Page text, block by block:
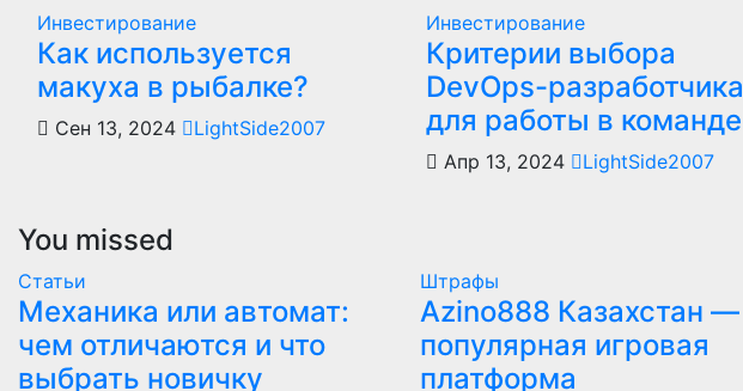
Инвестирование
Как используется
макуха в рыбалке?
Сен 13, 2024 LightSide2007
Инвестирование
Критерии выбора
DevOps-разработчика
для работы в команде
Апр 13, 2024 LightSide2007
You missed
Статьи
Механика или автомат:
чем отличаются и что
выбрать новичку
Штрафы
Azino888 Казахстан —
популярная игровая
платформа